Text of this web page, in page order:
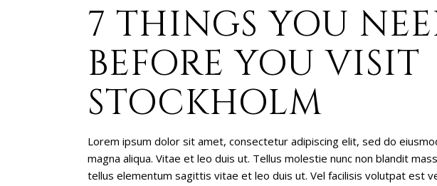
7 THINGS YOU
BEFORE YOU VISIT
STOCKHOLM
Lorem ipsum dolor sit amet, consectetur adipiscing elit, sed do
magna aliqua. Vitae et leo duis ut. Tellus molestie nunc non blandit
tellus elementum sagittis vitae et leo duis ut. Vel facilisis volutpat est